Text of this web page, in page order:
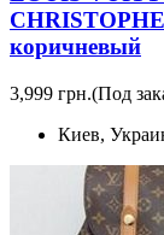
коричневый
3,999 грн.(Под
Киев,